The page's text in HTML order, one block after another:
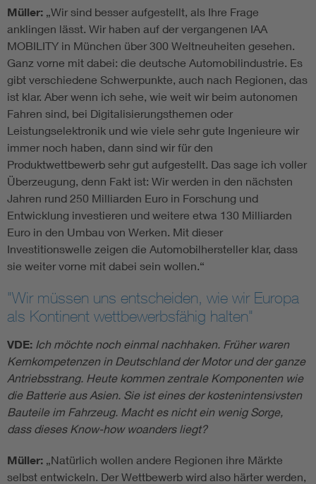
Müller: „Wir sind besser aufgestellt, als Ihre Frage
anklingen lässt. Wir haben auf der vergangenen IAA
MOBILITY in München über 300 Weltneuheiten gesehen.
Ganz vorne mit dabei: die deutsche Automobilindustrie. Es
gibt verschiedene Schwerpunkte, auch nach Regionen, das
ist klar. Aber wenn ich sehe, wie weit wir beim autonomen
Fahren sind, bei Digitalisierungsthemen oder
Leistungselektronik und wie viele sehr gute Ingenieure wir
immer noch haben, dann sind wir für den
Produktwettbewerb sehr gut aufgestellt. Das sage ich voller
Überzeugung, denn Fakt ist: Wir werden in den nächsten
Jahren rund 250 Milliarden Euro in Forschung und
Entwicklung investieren und weitere etwa 130 Milliarden
Euro in den Umbau von Werken. Mit dieser
Investitionswelle zeigen die Automobilhersteller klar, dass
sie weiter vorne mit dabei sein wollen.“
"Wir müssen uns entscheiden, wie wir Europa
als Kontinent wettbewerbsfähig halten"
VDE: Ich möchte noch einmal nachhaken. Früher waren
Kernkompetenzen in Deutschland der Motor und der ganze
Antriebsstrang. Heute kommen zentrale Komponenten wie
die Batterie aus Asien. Sie ist eines der kostenintensivsten
Bauteile im Fahrzeug. Macht es nicht ein wenig Sorge,
dass dieses Know-how woanders liegt?
Müller:
„Natürlich wollen andere Regionen ihre Märkte
selbst entwickeln. Der Wettbewerb wird also härter werden,